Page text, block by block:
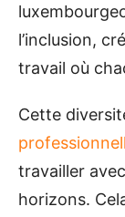
l’inclusion,
travail où
Cette
travailler
horizons.